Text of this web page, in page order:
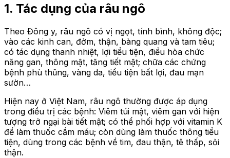
1. Tác dụng của râu ngô
Theo Đông y, râu ngô có vị ngọt, tính bình, không độc;
vào các kinh can, đởm, thận, bàng quang và tam tiêu;
có tác dụng thanh nhiệt, lợi tiểu tiện, điều hòa chức
năng gan, thông mật, tăng tiết mật; chữa các chứng
bệnh phù thũng, vàng da, tiểu tiện bất lợi, đau mạn
sườn…
Hiện nay ở Việt Nam, râu ngô thường được áp dụng
trong điều trị các bệnh: Viêm túi mật, viêm gan với hiện
tượng trở ngại bài tiết mật; có thể phối hợp với vitamin K
để làm thuốc cầm máu; còn dùng làm thuốc thông tiểu
tiện, dùng trong các bệnh về tim, đau thận, tê thấp, sỏi
thận.